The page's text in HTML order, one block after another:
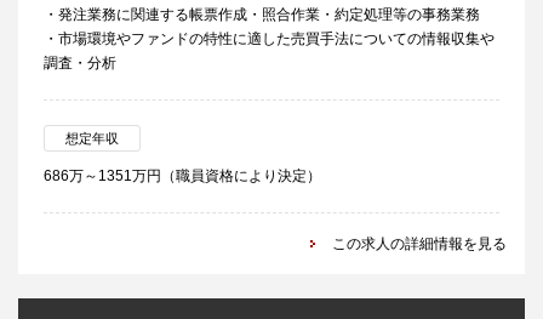
・発注業務に関連する帳票作成・照合作業・約定処理等の事務業務
・市場環境やファンドの特性に適した売買手法についての情報収集や
調査・分析
想定年収
686万～1351万円（職員資格により決定）
この求人の詳細情報を見る